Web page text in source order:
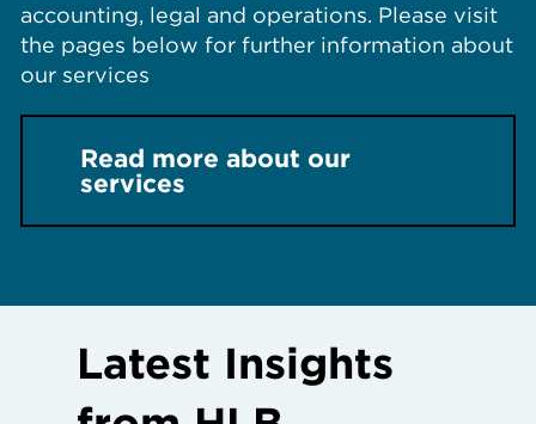
accounting, legal and operations. Please visit
the pages below for further information about
our services
Read more about our
services
Latest Insights